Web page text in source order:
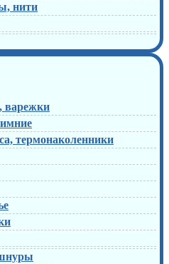
нити
варежки
термонаколенники